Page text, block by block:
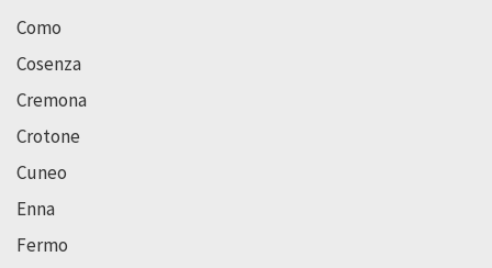
Como
Cosenza
Cremona
Crotone
Cuneo
Enna
Fermo